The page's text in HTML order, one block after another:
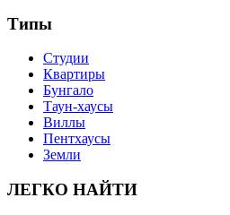
Типы
Студии
Квартиры
Бунгало
Таун-хаусы
Виллы
Пентхаусы
Земли
ЛЕГКО НАЙТИ